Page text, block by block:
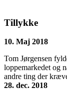
Tillykke
10. Maj 2018
Tom Jørgensen
loppemarkedet og
andre ting der
28. dec. 2018